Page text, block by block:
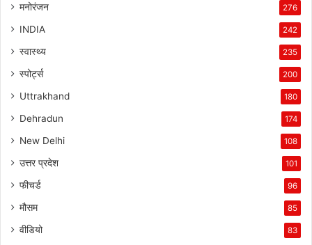
मनोरंजन 276
INDIA 242
स्वास्थ्य 235
स्पोर्ट्स 200
Uttrakhand 180
Dehradun 174
New Delhi 108
उत्तर प्रदेश 101
फीचर्ड 96
मौसम 85
वीडियो 83